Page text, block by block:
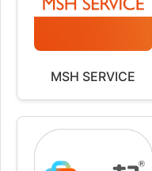
MSH SERVICE